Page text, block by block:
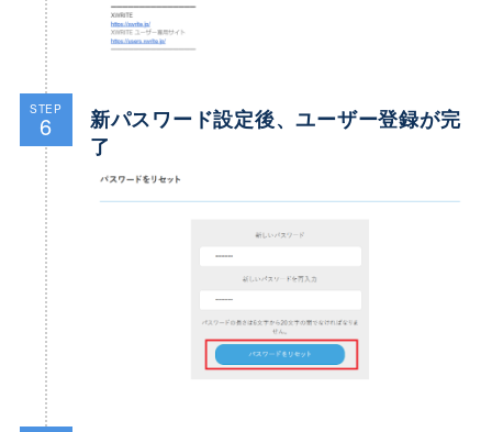
STEP
6
新パスワード設定後、ユーザー登録が完
了